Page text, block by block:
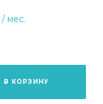
/ мес.
В КОРЗИНУ